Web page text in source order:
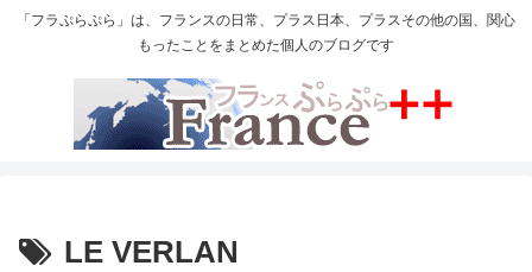
「フラぷらぷら」は、フランスの日常、プラス日本、プラスその他の国、関心
もったことをまとめた個人のブログです
LE VERLAN